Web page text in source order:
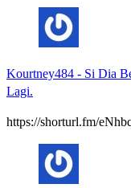
Kourtney484 - Si Dia
Lagi.
https://shorturl.fm/